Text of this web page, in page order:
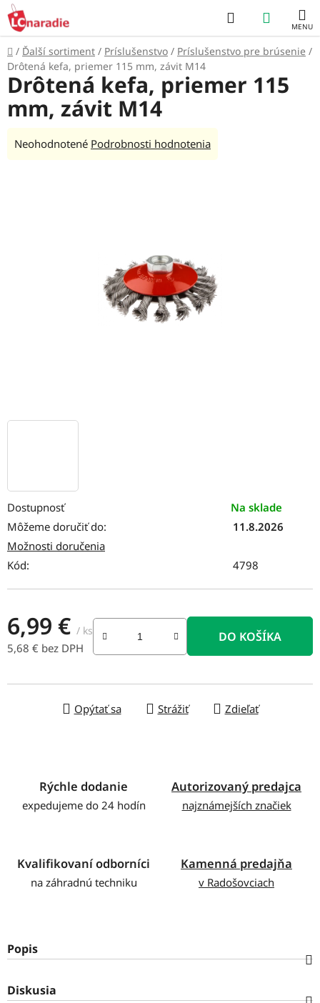
Prejsť
na
obsah
Hľadať
KOŠÍK
Domov
/ Ďalší sortiment / Príslušenstvo / Príslušenstvo pre brúsenie /
Drôtená kefa, priemer 115 mm, závit M14
Dostupnosť
Na sklade
Môžeme doručiť do:
11.8.2026
Možnosti doručenia
Kód:
4798
6,99 € / ks
5,68 € bez DPH
DO KOŠÍKA
Opýtať sa Strážiť Zdieľať
Drôtená kefa, priemer 115
mm, závit M14
Priemerné
Neohodnotené Podrobnosti hodnotenia
Rýchle dodanie
expedujeme do 24 hodín
Autorizovaný predajca
najznámejších značiek
Kvalifikovaní odborníci
na záhradnú techniku
Kamenná predajňa
v Radošovciach
Popis
Diskusia